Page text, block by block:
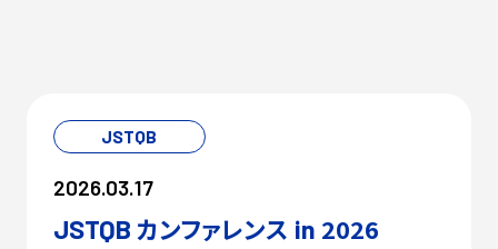
JSTQB
2026.03.17
JSTQB カンファレンス in 2026